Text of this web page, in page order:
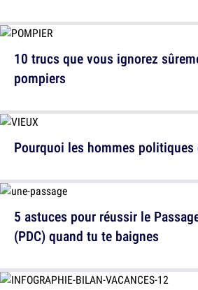
Pourquoi les hommes
10 trucs que vous ignorez
pompiers
5 astuces pour réussir le
(PDC) quand tu te baignes